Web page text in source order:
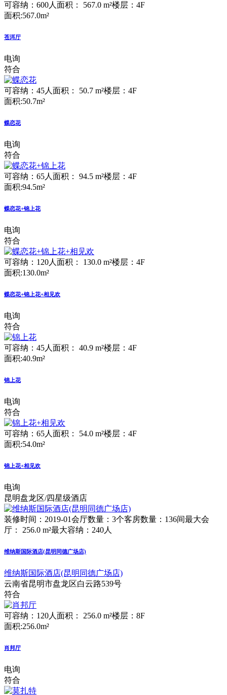
可容纳：600人 面积： 567.0 m²楼层：4F
面积:567.0m²
苍洱厅
电询
符合
可容纳：45人 面积： 50.7 m²楼层：4F
面积:50.7m²
蝶恋花
电询
符合
可容纳：65人 面积： 94.5 m²楼层：4F
面积:94.5m²
蝶恋花+锦上花
电询
符合
可容纳：120人 面积： 130.0 m²楼层：4F
面积:130.0m²
蝶恋花+锦上花+相见欢
电询
符合
可容纳：45人 面积： 40.9 m²楼层：4F
面积:40.9m²
锦上花
电询
符合
可容纳：65人 面积： 54.0 m²楼层：4F
面积:54.0m²
锦上花+相见欢
电询
昆明盘龙区/四星级酒店
装修时间：2019-01会厅数量：3个客房数量：136间最大会
厅： 256.0 m²最大容纳：240人
维纳斯国际酒店(昆明同德广场店)
维纳斯国际酒店(昆明同德广场店)
云南省昆明市盘龙区白云路539号
符合
可容纳：120人 面积： 256.0 m²楼层：8F
面积:256.0m²
肖邦厅
电询
符合